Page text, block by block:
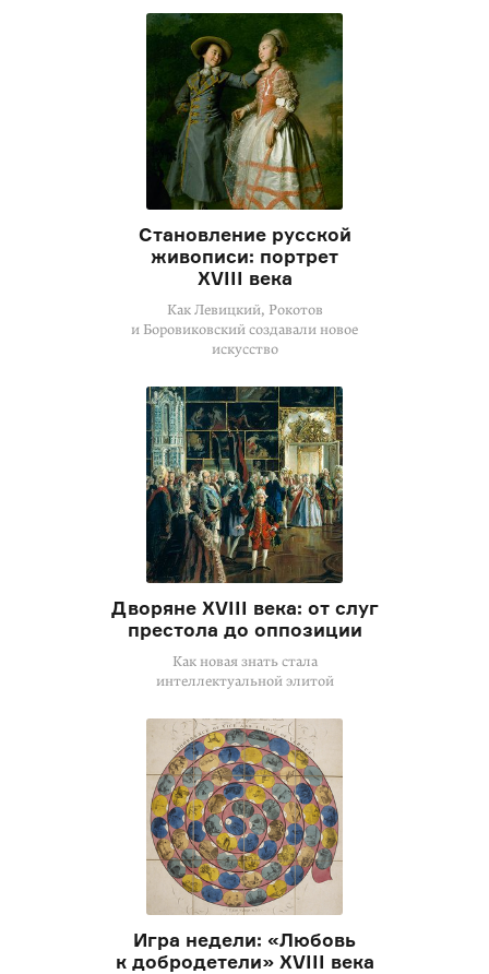
Становление русской
живописи: портрет
XVIII века
Как Левицкий, Рокотов
и Боровиковский создавали новое
искусство
Дворяне XVIII века: от слуг
престола до оппозиции
Как новая знать стала
интеллектуальной элитой
Игра недели: «Любовь
к добродетели» XVIII века